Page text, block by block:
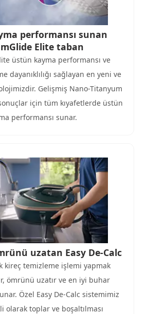
performansı sunan
Elite taban
üstün kayma performansı ve
dayanıklılığı sağlayan en yeni ve
Gelişmiş Nano-Titanyum
için tüm kıyafetlerde üstün
performansı sunar.
uzatan Easy De-Calc
kireç temizleme işlemi yapmak
ömrünü uzatır ve en iyi buhar
Özel Easy De-Calc sistemimiz
olarak toplar ve boşaltılması